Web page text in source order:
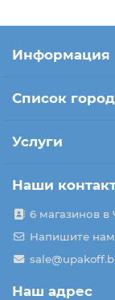
Информация
Список
Услуги
Наши
6 магазинов в
Напишите нам
Наш адрес